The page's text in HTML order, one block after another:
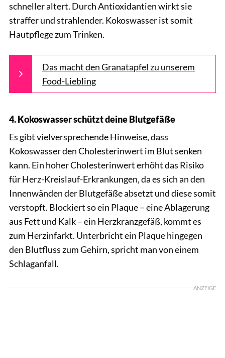
schneller altert. Durch Antioxidantien wirkt sie
straffer und strahlender. Kokoswasser ist somit
Hautpflege zum Trinken.
Das macht den Granatapfel zu unserem
Food-Liebling
4. Kokoswasser schützt deine Blutgefäße
Es gibt vielversprechende Hinweise, dass
Kokoswasser den Cholesterinwert im Blut senken
kann. Ein hoher Cholesterinwert erhöht das Risiko
für Herz-Kreislauf-Erkrankungen, da es sich an den
Innenwänden der Blutgefäße absetzt und diese somit
verstopft. Blockiert so ein Plaque – eine Ablagerung
aus Fett und Kalk – ein Herzkranzgefäß, kommt es
zum Herzinfarkt. Unterbricht ein Plaque hingegen
den Blutfluss zum Gehirn, spricht man von einem
Schlaganfall.
ANZEIGE